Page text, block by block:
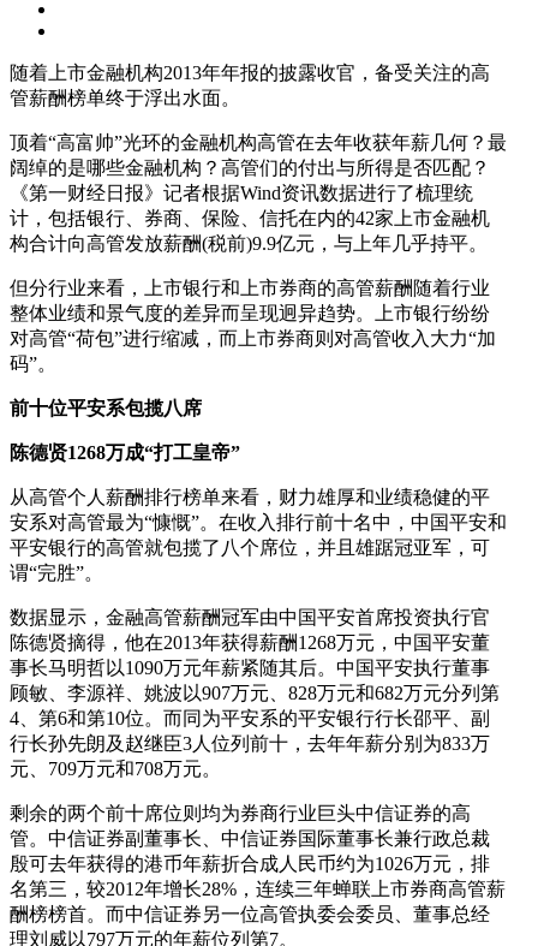
随着上市金融机构2013年年报的披露收官，备受关注的高
管薪酬榜单终于浮出水面。
顶着“高富帅”光环的金融机构高管在去年收获年薪几何？最
阔绰的是哪些金融机构？高管们的付出与所得是否匹配？
《第一财经日报》记者根据Wind资讯数据进行了梳理统
计，包括银行、券商、保险、信托在内的42家上市金融机
构合计向高管发放薪酬(税前)9.9亿元，与上年几乎持平。
但分行业来看，上市银行和上市券商的高管薪酬随着行业
整体业绩和景气度的差异而呈现迥异趋势。上市银行纷纷
对高管“荷包”进行缩减，而上市券商则对高管收入大力“加
码”。
前十位平安系包揽八席
陈德贤1268万成“打工皇帝”
从高管个人薪酬排行榜单来看，财力雄厚和业绩稳健的平
安系对高管最为“慷慨”。在收入排行前十名中，中国平安和
平安银行的高管就包揽了八个席位，并且雄踞冠亚军，可
谓“完胜”。
数据显示，金融高管薪酬冠军由中国平安首席投资执行官
陈德贤摘得，他在2013年获得薪酬1268万元，中国平安董
事长马明哲以1090万元年薪紧随其后。中国平安执行董事
顾敏、李源祥、姚波以907万元、828万元和682万元分列第
4、第6和第10位。而同为平安系的平安银行行长邵平、副
行长孙先朗及赵继臣3人位列前十，去年年薪分别为833万
元、709万元和708万元。
剩余的两个前十席位则均为券商行业巨头中信证券的高
管。中信证券副董事长、中信证券国际董事长兼行政总裁
殷可去年获得的港币年薪折合成人民币约为1026万元，排
名第三，较2012年增长28%，连续三年蝉联上市券商高管薪
酬榜榜首。而中信证券另一位高管执委会委员、董事总经
理刘威以797万元的年薪位列第7。